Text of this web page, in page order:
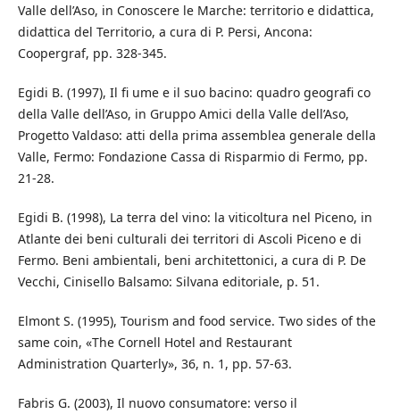
Valle dell’Aso, in Conoscere le Marche: territorio e didattica,
didattica del Territorio, a cura di P. Persi, Ancona:
Coopergraf, pp. 328-345.
Egidi B. (1997), Il fi ume e il suo bacino: quadro geografi co
della Valle dell’Aso, in Gruppo Amici della Valle dell’Aso,
Progetto Valdaso: atti della prima assemblea generale della
Valle, Fermo: Fondazione Cassa di Risparmio di Fermo, pp.
21-28.
Egidi B. (1998), La terra del vino: la viticoltura nel Piceno, in
Atlante dei beni culturali dei territori di Ascoli Piceno e di
Fermo. Beni ambientali, beni architettonici, a cura di P. De
Vecchi, Cinisello Balsamo: Silvana editoriale, p. 51.
Elmont S. (1995), Tourism and food service. Two sides of the
same coin, «The Cornell Hotel and Restaurant
Administration Quarterly», 36, n. 1, pp. 57-63.
Fabris G. (2003), Il nuovo consumatore: verso il